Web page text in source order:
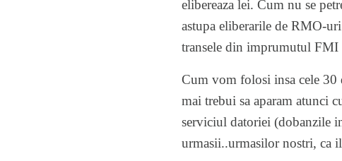
elibereaza lei. Cum nu se
astupa eliberarile de RMO-
transele din imprumutul FMI
Cum vom folosi insa cele 30
mai trebui sa aparam atunci
serviciul datoriei (dobanzile
urmasii..urmasilor nostri, ca